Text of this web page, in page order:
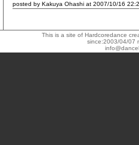
posted by Kakuya Ohashi at 2007/10/16
This is a site of Hardcoredance
since:2003/04/07